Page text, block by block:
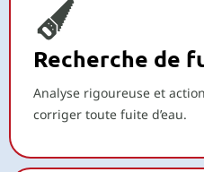
Recherche de
Analyse rigoureuse et
corriger toute fuite d’eau.